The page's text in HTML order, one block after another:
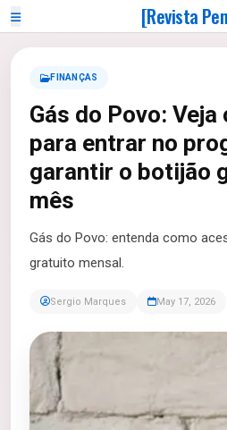
[Revista
FINANÇAS
Gás do Povo:
para entrar no
garantir o botijão
mês
Gás do Povo: entenda como
gratuito mensal.
Sergio Marques May 17, 2026